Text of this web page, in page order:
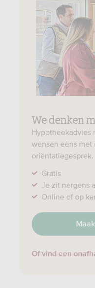
We denken
Hypotheekadvies
wensen eens met
oriëntatiegesprek.
Gratis
Je zit nergens
Online of op
Of vind een